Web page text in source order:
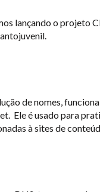
lançando o projeto
de nomes,
Ele é usado para
à sites de